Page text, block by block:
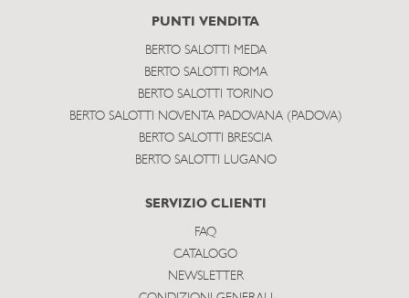
PUNTI VENDITA
BERTO SALOTTI MEDA
BERTO SALOTTI ROMA
BERTO SALOTTI TORINO
BERTO SALOTTI NOVENTA PADOVANA (PADOVA)
BERTO SALOTTI BRESCIA
BERTO SALOTTI LUGANO
SERVIZIO CLIENTI
FAQ
CATALOGO
NEWSLETTER